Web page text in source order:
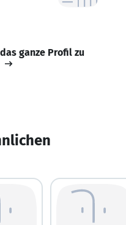
ganze Profil zu